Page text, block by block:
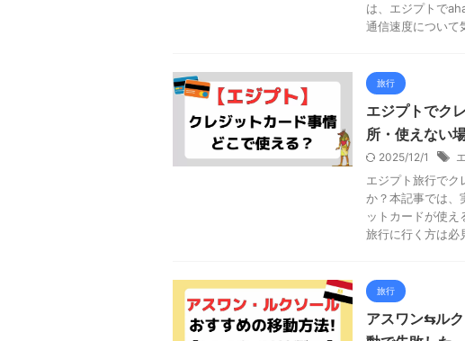
は、エジプトで
通信速度について
旅行
エジプトでク
所・使えない
2025/12/1
エジプト旅行で
か？本記事では、
ットカードが使え
旅行に行く方は必
旅行
アスワン⇆ル